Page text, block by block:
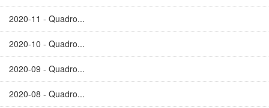
2020-11 - Quadro...
2020-10 - Quadro...
2020-09 - Quadro...
2020-08 - Quadro...